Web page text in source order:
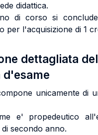
didattica.
di corso si
per l'acquisizione di 1
dettagliata
d'esame
unicamente di
e' propedeutico
secondo anno.